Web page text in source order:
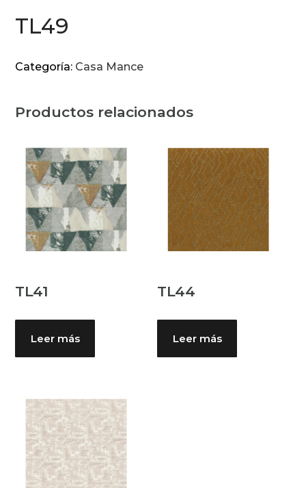
TL49
Categoría: Casa Mance
Productos relacionados
TL41
Leer más
TL44
Leer más